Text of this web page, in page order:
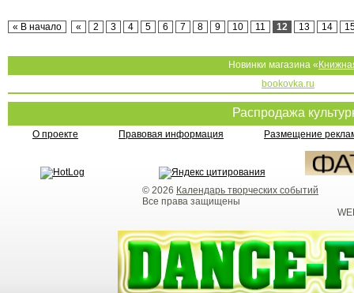
« В начало « 2 3 4 5 6 7 8 9 10 11 12 13 14
Новинки магазина «
bookovka.ru
Распродажа
О проекте Правовая информация Размещение
© 2026 Календарь творческих событий
Все права защищены